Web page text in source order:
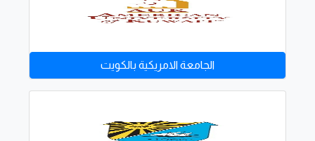
الجامعة الامريكية بالكويت